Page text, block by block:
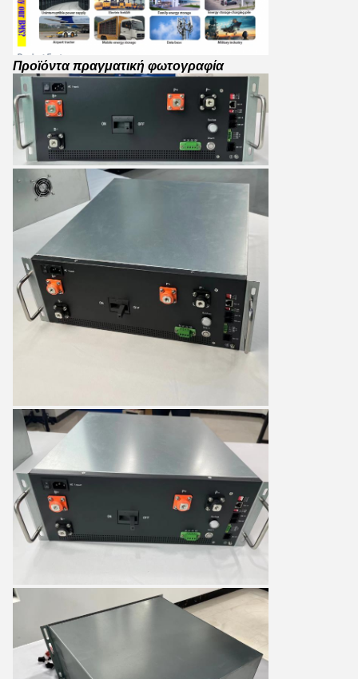
Προϊόντα πραγματική φωτογραφία